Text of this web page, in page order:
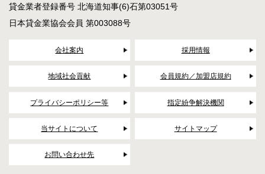
貸金業者登録番号 北海道知事(6)石第03051号
日本貸金業協会会員 第003088号
会社案内 採用情報
地域社会貢献 会員規約／加盟店規約
プライバシーポリシー等 指定紛争解決機関
当サイトについて サイトマップ
お問い合わせ先